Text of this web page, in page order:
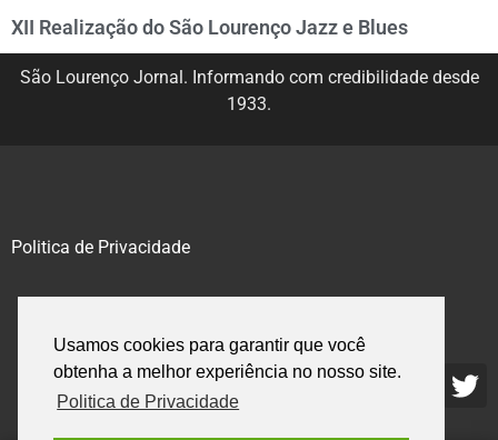
Usamos cookies para garantir que você
obtenha a melhor experiência no nosso site.
Politica de Privacidade
XII Realização do São Lourenço Jazz e Blues
São Lourenço Jornal. Informando com credibilidade desde
1933.
Politica de Privacidade